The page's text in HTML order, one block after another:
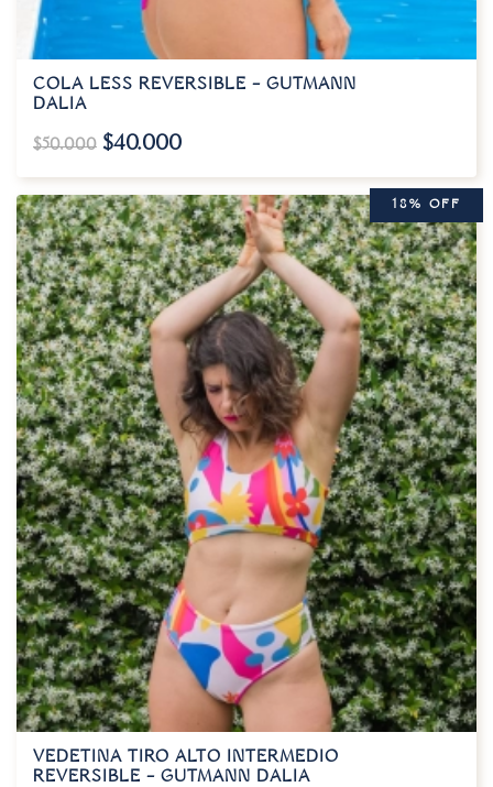
COLA LESS REVERSIBLE – GUTMANN
DALIA
$50.000 $40.000
18% OFF
VEDETINA TIRO ALTO INTERMEDIO
REVERSIBLE – GUTMANN DALIA